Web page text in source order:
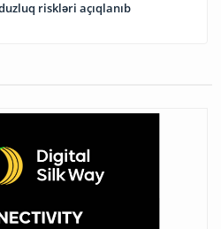
riskləri açıqlanıb